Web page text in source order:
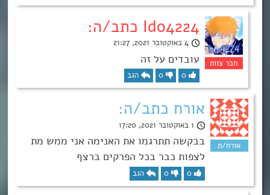
Ido4224 כתב/ה:
4 באוקטובר 2021, 21:27
עובדים על זה
0
0 הגב
אורח כתב/ה:
1 באוקטובר 2021, 17:20
בבקשה תתרגמו את האנימה אני ממש מת
לצפות כבר בכל הפרקים ברצף
0
0 הגב